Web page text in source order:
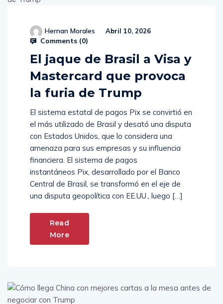
Hernan Morales Abril 10, 2026
Comments (0)
El jaque de Brasil a Visa y
Mastercard que provoca
la furia de Trump
El sistema estatal de pagos Pix se convirtió en
el más utilizado de Brasil y desató una disputa
con Estados Unidos, que lo considera una
amenaza para sus empresas y su influencia
financiera. El sistema de pagos
instantáneos Pix, desarrollado por el Banco
Central de Brasil, se transformó en el eje de
una disputa geopolítica con EE.UU., luego […]
Read
More